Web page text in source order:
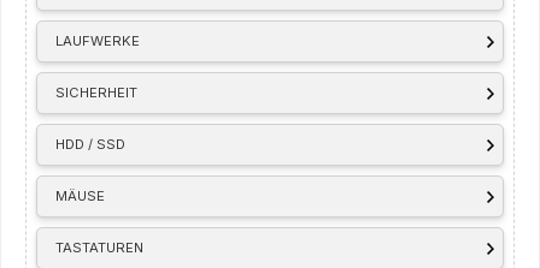
LAUFWERKE
SICHERHEIT
HDD / SSD
MÄUSE
TASTATUREN